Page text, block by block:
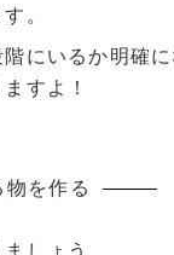
。
にいるか明確
すよ！
を作る